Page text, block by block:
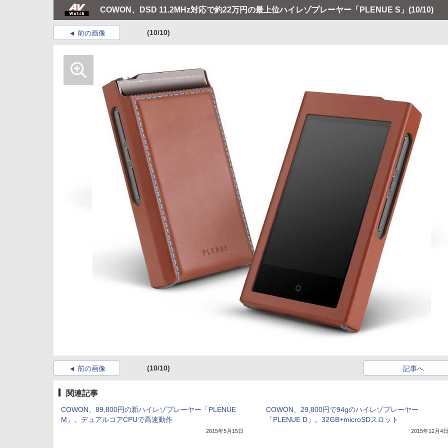
COWON、DSD 11.2MHz対応で約22万円の最上位ハイレゾプレーヤー「PLENUE S」 (10/10)
前の画像 (10/10)
前の画像 (10/10) 記事へ
関連記事
COWON、89,800円の新ハイレゾプレーヤー「PLENUE
M」。デュアルコアCPUで高速動作
2015年5月15日
COWON、29,800円で94gのハイレゾプレーヤー
「PLENUE D」。32GB+microSDスロット
2015年12月4日